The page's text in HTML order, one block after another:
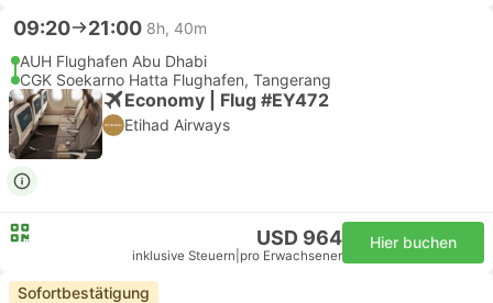
09:20 21:00 8h, 40m
AUH Flughafen Abu Dhabi
CGK Soekarno Hatta Flughafen, Tangerang
Economy | Flug #EY472
Etihad Airways
USD 964
inklusive Steuern pro Erwachsener
Hier buchen
Sofortbestätigung